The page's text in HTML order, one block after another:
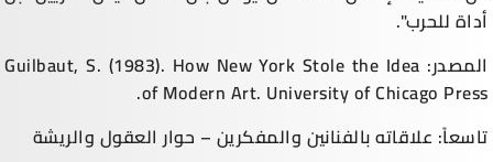
أداة للحرب".
المصدر: Guilbaut, S. (1983). How New York Stole the Idea
of Modern Art. University of Chicago Press.
تاسعاً: علاقاته بالفنانين والمفكرين – حوار العقول والريشة